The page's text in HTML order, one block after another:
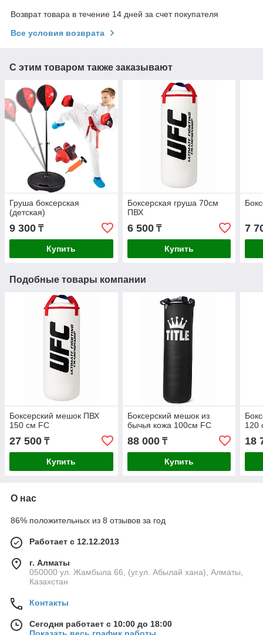
Возврат товара в течение 14 дней за счет покупателя
Все условия возврата
С этим товаром также заказывают
Груша боксерская
(детская)
9 300 ₸
Купить
Боксерская груша 70см
ПВХ
6 500₸
Купить
7
Подобные товары компании
Боксерский мешок ПВХ
150 см FC
27 500 ₸
Купить
Боксерский мешок из
бычья кожа 100см FC
88 000₸
Купить
120
18
О нас
86% положительных из 8 отзывов за год
Работает с 12.12.2013
г. Алматы
050000 ул. Жамбыла 66, (уг.ул. Абылай хана), Алматы,
Казахстан
Контакты
Сегодня работает с 10:00 до 18:00